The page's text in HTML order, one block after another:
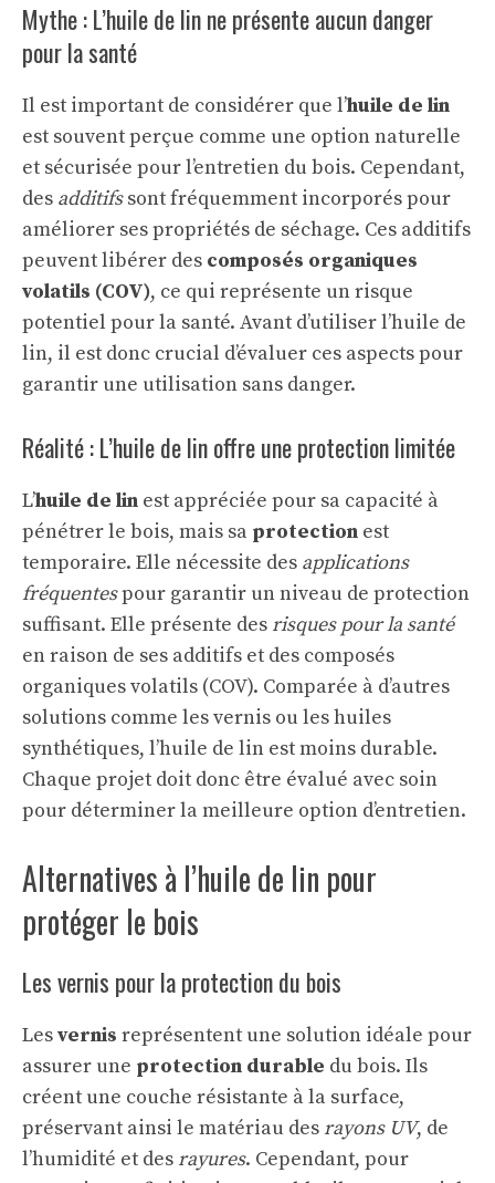
Mythe : L’huile de lin ne présente aucun danger
pour la santé
Il est important de considérer que l’huile de lin
est souvent perçue comme une option naturelle
et sécurisée pour l’entretien du bois. Cependant,
des additifssont fréquemment incorporés pour
améliorer ses propriétés de séchage. Ces additifs
peuvent libérer des composés organiques
volatils (COV), ce qui représente un risque
potentiel pour la santé. Avant d’utiliser l’huile de
lin, il est donc crucial d’évaluer ces aspects pour
garantir une utilisation sans danger.
Réalité : L’huile de lin offre une protection limitée
L’huile de lin est appréciée pour sa capacité à
pénétrer le bois, mais sa protection est
temporaire. Elle nécessite des applications
fréquentespour garantir un niveau de protection
suffisant. Elle présente des risques pour la santé
en raison de ses additifs et des composés
organiques volatils (COV). Comparée à d’autres
solutions comme les vernis ou les huiles
synthétiques, l’huile de lin est moins durable.
Chaque projet doit donc être évalué avec soin
pour déterminer la meilleure option d’entretien.
Alternatives à l’huile de lin pour
protéger le bois
Les vernis pour la protection du bois
Lesvernis représentent une solution idéale pour
assurer une protection durable du bois. Ils
créent une couche résistante à la surface,
préservant ainsi le matériau des rayons UV, de
l’humidité et des rayures. Cependant, pour